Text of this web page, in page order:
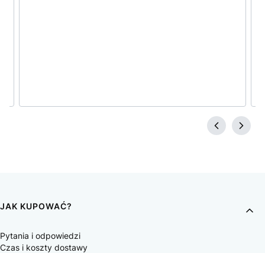
JAK KUPOWAĆ?
Pytania i odpowiedzi
Czas i koszty dostawy